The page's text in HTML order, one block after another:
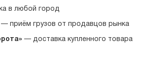
в любой город
— приём грузов от продавцов рынка
— доставка купленного товара